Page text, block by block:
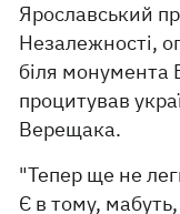
Ярославський
Незалежності,
біля монумента
процитував
Верещака.
"Тепер ще не
Є в тому,